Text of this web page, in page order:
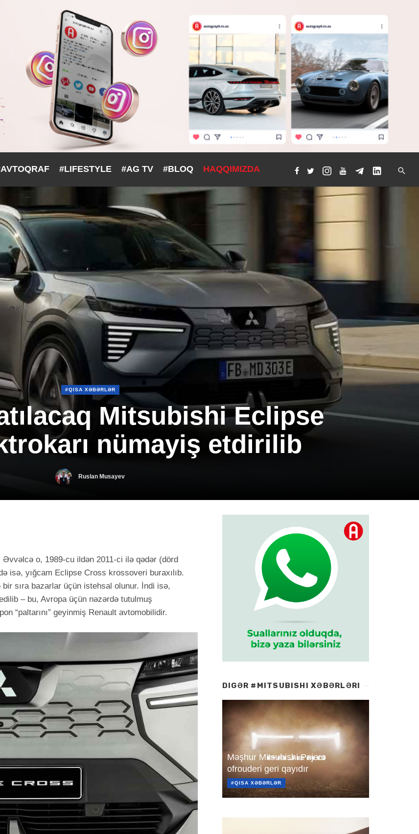
#LIFESTYLE #AG TV #BLOQ HAQQIMIZDA
#QISA XƏBƏRLƏR
Mitsubishi Eclipse
nümayiş etdirilib
Ruslan Musayev
o, 1989-cu ildən 2011-ci ilə qədər (dörd
isə, yığcam Eclipse Cross krossoveri buraxılıb.
sıra bazarlar üçün istehsal olunur. İndi isə,
– bu, Avropa üçün nəzərdə tutulmuş
“paltarını” geyinmiş Renault avtomobilidir.
DIGƏR #MITSUBISHI XƏBƏRLƏRI
Məşhur Mitsubishi Pajero
ofrouderi geri qayıdır
#QISA XƏBƏRLƏR